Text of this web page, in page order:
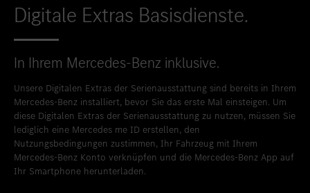
Digitale Extras Basisdienste.
In Ihrem Mercedes-Benz inklusive.
Unsere Digitalen Extras der Serienausstattung sind bereits in Ihrem
Mercedes-Benz installiert, bevor Sie das erste Mal einsteigen. Um
diese Digitalen Extras der Serienausstattung zu nutzen, müssen Sie
lediglich eine Mercedes me ID erstellen, den
Nutzungsbedingungen zustimmen, Ihr Fahrzeug mit Ihrem
Mercedes-Benz Konto verknüpfen und die Mercedes-Benz App auf
Ihr Smartphone herunterladen.